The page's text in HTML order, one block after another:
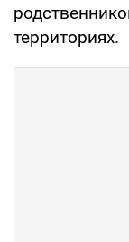
территориях.